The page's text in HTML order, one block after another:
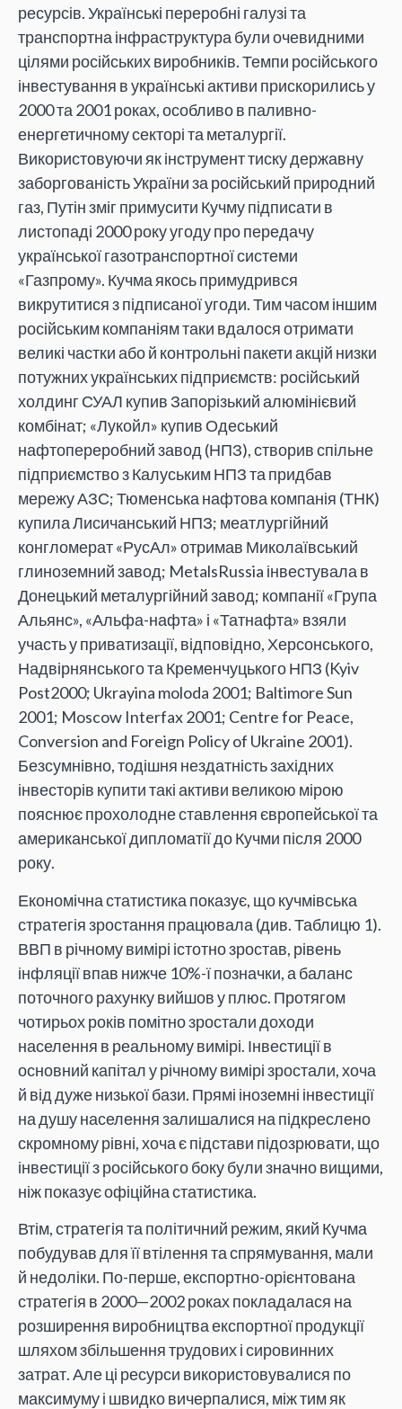
ресурсів. Українські переробні галузі та
транспортна інфраструктура були очевидними
цілями російських виробників. Темпи російського
інвестування в українські активи прискорились у
2000 та 2001 роках, особливо в паливно-
енергетичному секторі та металургії.
Використовуючи як інструмент тиску державну
заборгованість України за російський природний
газ, Путін зміг примусити Кучму підписати в
листопаді 2000 року угоду про передачу
української газотранспортної системи
«Газпрому». Кучма якось примудрився
викрутитися з підписаної угоди. Тим часом іншим
російським компаніям таки вдалося отримати
великі частки або й контрольні пакети акцій низки
потужних українських підприємств: російський
холдинг СУАЛ купив Запорізький алюмінієвий
комбінат; «Лукойл» купив Одеський
нафтопереробний завод (НПЗ), створив спільне
підприємство з Калуським НПЗ та придбав
мережу АЗС; Тюменська нафтова компанія (ТНК)
купила Лисичанський НПЗ; меатлургійний
конгломерат «РусАл» отримав Миколаївський
глиноземний завод; MetalsRussia інвестувала в
Донецький металургійний завод; компанії «Група
Альянс», «Альфа-нафта» і «Татнафта» взяли
участь у приватизації, відповідно, Херсонського,
Надвірнянського та Кременчуцького НПЗ (Kyiv
Post2000; Ukrayina moloda 2001; Baltimore Sun
2001; Moscow Interfax 2001; Centre for Peace,
Conversion and Foreign Policy of Ukraine 2001).
Безсумнівно, тодішня нездатність західних
інвесторів купити такі активи великою мірою
пояснює прохолодне ставлення європейської та
американської дипломатії до Кучми після 2000
року.
Економічна статистика показує, що кучмівська
стратегія зростання працювала (див. Таблицю 1).
ВВП в річному вимірі істотно зростав, рівень
інфляції впав нижче 10%-ї позначки, а баланс
поточного рахунку вийшов у плюс. Протягом
чотирьох років помітно зростали доходи
населення в реальному вимірі. Інвестиції в
основний капітал у річному вимірі зростали, хоча
й від дуже низької бази. Прямі іноземні інвестиції
на душу населення залишалися на підкреслено
скромному рівні, хоча є підстави підозрювати, що
інвестиції з російського боку були значно вищими,
ніж показує офіційна статистика.
Втім, стратегія та політичний режим, який Кучма
побудував для її втілення та спрямування, мали
й недоліки. По-перше, експортно-орієнтована
стратегія в 2000—2002 роках покладалася на
розширення виробництва експортної продукції
шляхом збільшення трудових і сировинних
затрат. Але ці ресурси використовувалися по
максимуму і швидко вичерпалися, між тим як